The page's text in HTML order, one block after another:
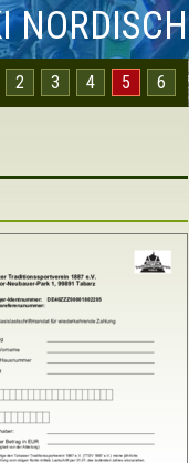
2 3 4 5 6
NORDISCH